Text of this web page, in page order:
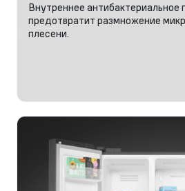
Внутреннее антибактериальное
предотвратит размножение
плесени.